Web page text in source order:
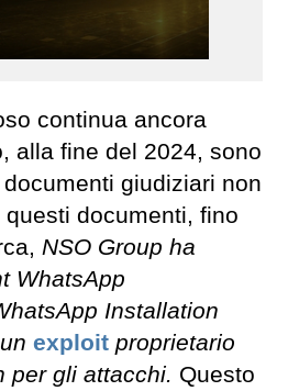
continua ancora
alla fine del 2024, sono
giudiziari non
documenti, fino
NSO Group ha
WhatsApp
Installation
exploit proprietario
per gli attacchi. Questo